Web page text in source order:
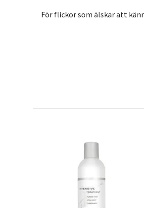
För flickor som älskar att